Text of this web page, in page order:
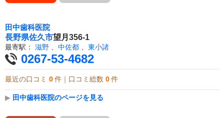
田中歯科医院
長野県佐久市望月356-1
最寄駅： 滋野 中佐都 東小諸
0267-53-4682
最近の口コミ 0 件｜口コミ総数 0 件
▶ 田中歯科医院のページを見る